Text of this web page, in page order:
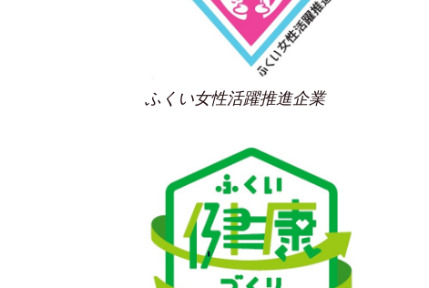
ふくい女性活躍推進企業